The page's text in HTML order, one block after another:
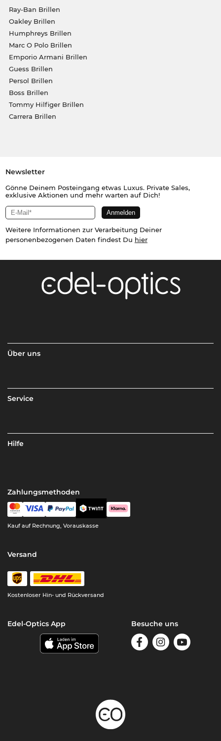
Ray-Ban Brillen
Oakley Brillen
Humphreys Brillen
Marc O Polo Brillen
Emporio Armani Brillen
Guess Brillen
Persol Brillen
Boss Brillen
Tommy Hilfiger Brillen
Carrera Brillen
Newsletter
Gönne Deinem Posteingang etwas Luxus. Private Sales,
exklusive Aktionen und mehr warten auf Dich!
Weitere Informationen zur Verarbeitung Deiner
personenbezogenen Daten findest Du hier
Über uns
Service
Hilfe
Zahlungsmethoden
Kauf auf Rechnung, Vorauskasse
Versand
Kostenloser Hin- und Rückversand
Edel-Optics App Besuche uns